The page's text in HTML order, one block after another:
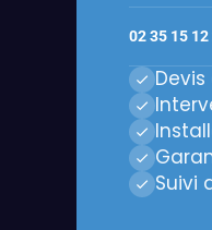
02 35 15 12
Suivi